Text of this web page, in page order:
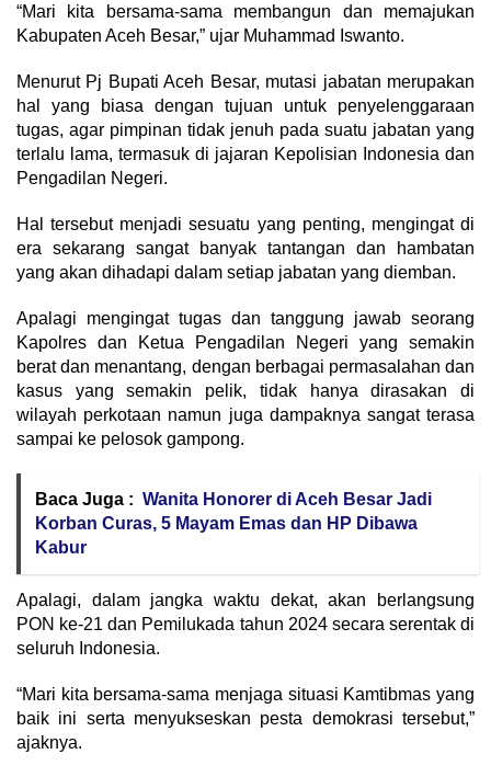
“Mari kita bersama-sama membangun dan memajukan
Kabupaten Aceh Besar,” ujar Muhammad Iswanto.
Menurut Pj Bupati Aceh Besar, mutasi jabatan merupakan
hal yang biasa dengan tujuan untuk penyelenggaraan
tugas, agar pimpinan tidak jenuh pada suatu jabatan yang
terlalu lama, termasuk di jajaran Kepolisian Indonesia dan
Pengadilan Negeri.
Hal tersebut menjadi sesuatu yang penting, mengingat di
era sekarang sangat banyak tantangan dan hambatan
yang akan dihadapi dalam setiap jabatan yang diemban.
Apalagi mengingat tugas dan tanggung jawab seorang
Kapolres dan Ketua Pengadilan Negeri yang semakin
berat dan menantang, dengan berbagai permasalahan dan
kasus yang semakin pelik, tidak hanya dirasakan di
wilayah perkotaan namun juga dampaknya sangat terasa
sampai ke pelosok gampong.
Baca Juga : Wanita Honorer di Aceh Besar Jadi
Korban Curas, 5 Mayam Emas dan HP Dibawa
Kabur
Apalagi, dalam jangka waktu dekat, akan berlangsung
PON ke-21 dan Pemilukada tahun 2024 secara serentak di
seluruh Indonesia.
“Mari kita bersama-sama menjaga situasi Kamtibmas yang
baik ini serta menyukseskan pesta demokrasi tersebut,”
ajaknya.